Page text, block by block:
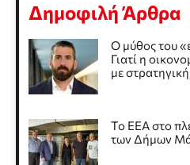
Δημοφιλή Άρθρα
Ο μύθος του
Γιατί η
με
Το ΕΕΑ στο
των Δήμων